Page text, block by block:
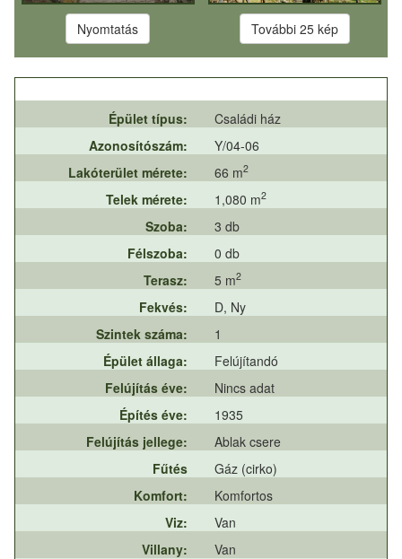
Nyomtatás További 25 kép
Épület típus:
Családi ház
Azonosítószám:
Y/04-06
Lakóterület mérete:
66 m2
Telek mérete: 1,080 m2
Szoba:
3 db
Félszoba:
0 db
Terasz:
5 m2
Fekvés:
D, Ny
Szintek száma:
1
Épület állaga:
Felújítandó
Felújítás éve:
Nincs adat
Építés éve:
1935
Felújítás jellege:
Ablak csere
Fűtés
Gáz (cirko)
Komfort:
Komfortos
Viz:
Van
Villany:
Van